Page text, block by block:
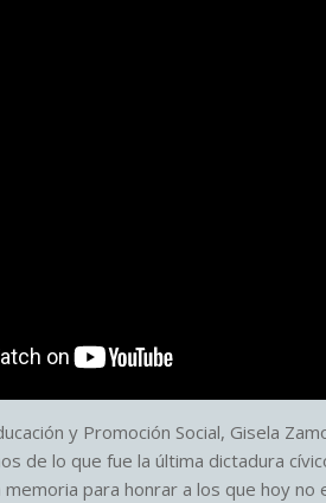
y Promoción Social, Gisela
de lo que fue la última dictadura
para honrar a los que hoy